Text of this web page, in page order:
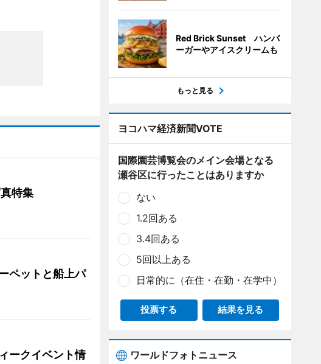
特集
ペットと船上パ
ークイベント情
Red Brick Sunset ハンバ
ーガーやアイスクリームも
もっと見る
ヨコハマ経済新聞VOTE
国際園芸博覧会のメイン会場となる
瀬谷区に行ったことはありますか
ない
1.2回ある
3.4回ある
5回以上ある
日常的に（在住・在勤・在学中）
投票する 結果を見る
ワールドフォトニュース